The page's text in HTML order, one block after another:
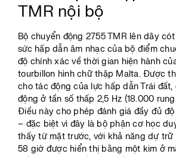
TMR nội bộ
Bộ chuyển động 2755 TMR lên dây
sức hấp dẫn âm nhạc của bộ điểm
độ chính xác về thời gian hiện hành
tourbillon hình chữ thập Malta. Được
cho tác động của lực hấp dẫn Trái
động ở tần số thấp 2,5 Hz (18.000
Điều này cho phép đánh giá đầy đủ
– đặc biệt vì đây là bộ phận cơ học
thấy từ mặt trước, với khả năng dự trữ
58 giờ được hiển thị bằng một kim ở